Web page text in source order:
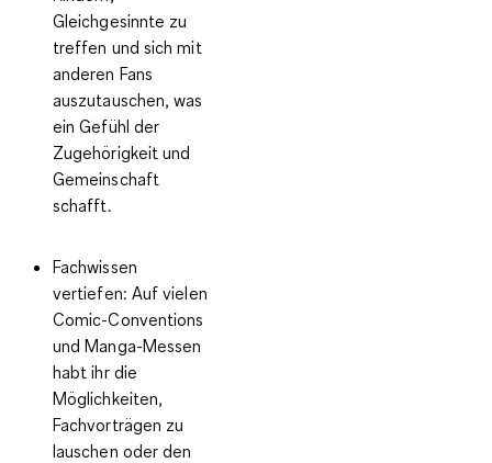
Gleichgesinnte zu
treffen und sich mit
anderen Fans
auszutauschen, was
ein Gefühl der
Zugehörigkeit und
Gemeinschaft
schafft.
Fachwissen
vertiefen: Auf vielen
Comic-Conventions
und Manga-Messen
habt ihr die
Möglichkeiten,
Fachvorträgen zu
lauschen oder den